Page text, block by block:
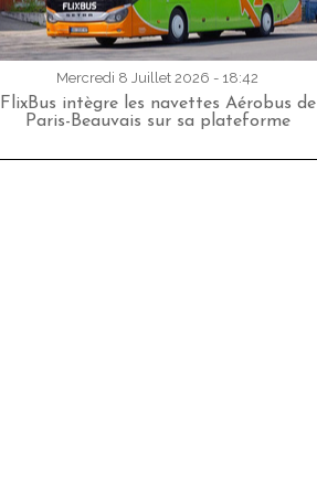
Mercredi 8 Juillet 2026 - 18:42
FlixBus intègre les navettes Aérobus de
Paris-Beauvais sur sa plateforme